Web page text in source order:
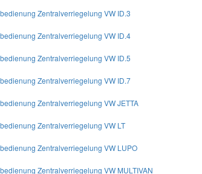
Zentralverriegelung VW ID.3
Zentralverriegelung VW ID.4
Zentralverriegelung VW ID.5
Zentralverriegelung VW ID.7
Zentralverriegelung VW JETTA
Zentralverriegelung VW LT
Zentralverriegelung VW LUPO
Zentralverriegelung VW MULTIVAN